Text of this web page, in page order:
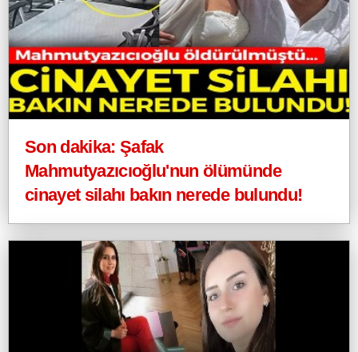
Son dakika: Şafak
Mahmutyazıcıoğlu'nun ölümünde
cinayet silahı bakın nerede bulundu!